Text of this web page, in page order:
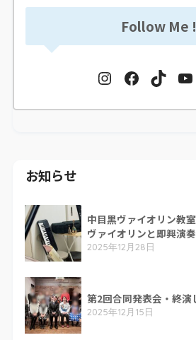
Follow Me !
お知らせ
中目黒ヴァイオリン教
ヴァイオリンと即興演
2025年12月28日
第2回合同発表会・終演
2025年12月15日